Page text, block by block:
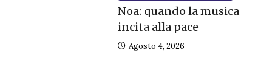
Noa: quando la musica
incita alla pace
Agosto 4, 2026